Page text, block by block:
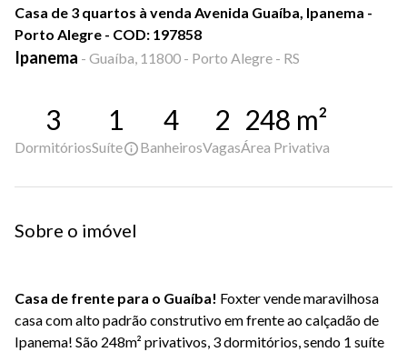
Casa de 3 quartos à venda Avenida Guaíba, Ipanema -
Porto Alegre - COD: 197858
Ipanema - Guaíba, 11800 - Porto Alegre - RS
3
Dormitórios
1
Suíte
4
Banheiros
2
Vagas
248 m²
Área Privativa
Sobre o imóvel
Casa de frente para o Guaíba! Foxter vende maravilhosa
casa com alto padrão construtivo em frente ao calçadão de
Ipanema! São 248m² privativos, 3 dormitórios, sendo 1 suíte